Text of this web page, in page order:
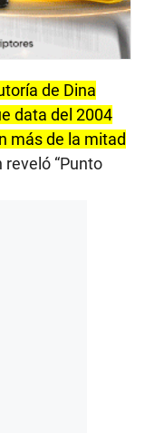
de Dina
data del 2004
más de la mitad
reveló “Punto